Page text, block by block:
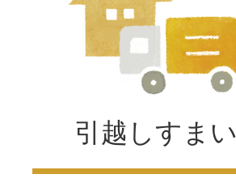
引越しすまい